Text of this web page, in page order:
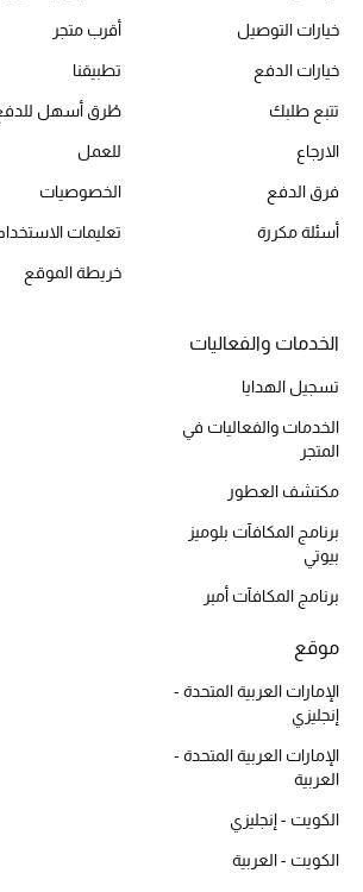
الحقائب النسائية
حقائب رجالية
حقائب الأطفال
تسوقوا الحقائب
الموسم الجديد
أحذية النسائية
تشكيلة الأحذية
الأحذية الرجالية
أحذية للأطفال
أبرز المصممين
خيارات التوصيل
خيارات الدفع
تتبع طلبك
الارجاع
فرق الدفع
أسئلة مكررة
أقرب متجر
تطبيقنا
طُرق أسهل
للعمل
الخصوصيات
تعليمات
خريطة الموقع
الخدمات والفعاليات
تسجيل الهدايا
الخدمات والفعاليات في
المتجر
مكتشف العطور
برنامج المكافآت بلوميز
بيوتي
برنامج المكافآت أمبر
موقع
الإمارات العربية المتحدة -
إنجليزي
الإمارات العربية المتحدة -
العربية
الكويت - إنجليزي
الكويت - العربية